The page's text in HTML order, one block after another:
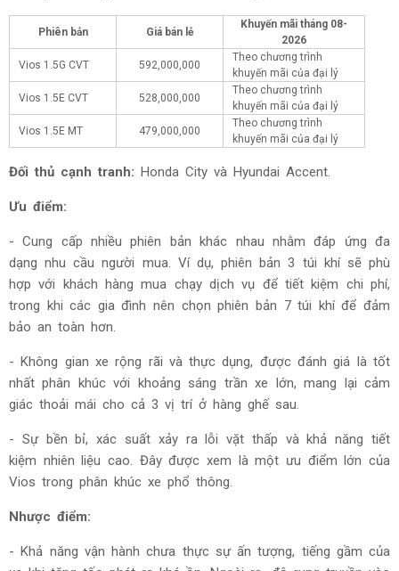
Phiên bản Giá bán lẻ
Khuyến mãi tháng 08-
2026
Vios 1.5G CVT
592,000,000
Theo chương trình
khuyến mãi của đại lý
Vios 1.5E CVT
528,000,000
Theo chương trình
khuyến mãi của đại lý
Vios 1.5E MT
479,000,000
Theo chương trình
khuyến mãi của đại lý
Đối thủ cạnh tranh: Honda City và Hyundai Accent.
Ưu điểm:
- Cung cấp nhiều phiên bản khác nhau nhằm đáp ứng đa
dạng nhu cầu người mua. Ví dụ, phiên bản 3 túi khí sẽ phù
hợp với khách hàng mua chạy dịch vụ để tiết kiệm chi phí,
trong khi các gia đình nên chọn phiên bản 7 túi khí để đảm
bảo an toàn hơn.
- Không gian xe rộng rãi và thực dụng, được đánh giá là tốt
nhất phân khúc với khoảng sáng trần xe lớn, mang lại cảm
giác thoải mái cho cả 3 vị trí ở hàng ghế sau.
- Sự bền bỉ, xác suất xảy ra lỗi vặt thấp và khả năng tiết
kiệm nhiên liệu cao. Đây được xem là một ưu điểm lớn của
Vios trong phân khúc xe phổ thông.
Nhược điểm:
- Khả năng vận hành chưa thực sự ấn tượng, tiếng gầm của